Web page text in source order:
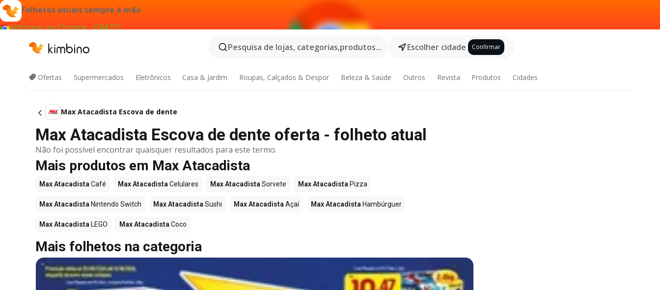
Folhetos atuais sempre à mão
Adicionar ao Chrome - GRÁTIS
Pesquisa de lojas, categorias,produtos...
Escolher cidade Confirmar
Ofertas Supermercados Eletrônicos Casa & Jardim Roupas, Calçados & Despor Beleza & Saúde Outros Revista Produtos Cidades
Max Atacadista Escova de dente
Max Atacadista Escova de dente oferta - folheto atual
Não foi possível encontrar quaisquer resultados para este termo.
Mais produtos em Max Atacadista
Max Atacadista Café Max Atacadista Celulares Max Atacadista Sorvete Max Atacadista Pizza
Max Atacadista Nintendo Switch Max Atacadista Sushi Max Atacadista Açaí Max Atacadista Hambúrguer
Max Atacadista LEGO Max Atacadista Coco
Mais folhetos na categoria